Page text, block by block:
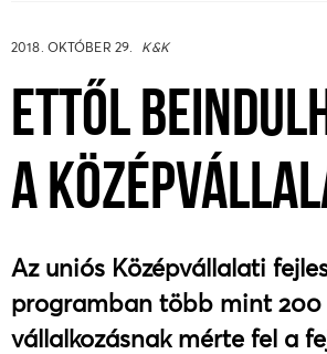
2018. OKTÓBER 29. K&K
ETTŐL
A
Az uniós Középvállalati
programban több mint 200
vállalkozásnak mérte fel a